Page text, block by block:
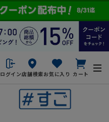
ログイン店舗検索お気に入り カート